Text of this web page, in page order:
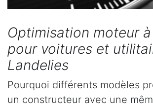
Optimisation moteur
pour voitures et
Landelies
Pourquoi différents modèles
un constructeur avec une